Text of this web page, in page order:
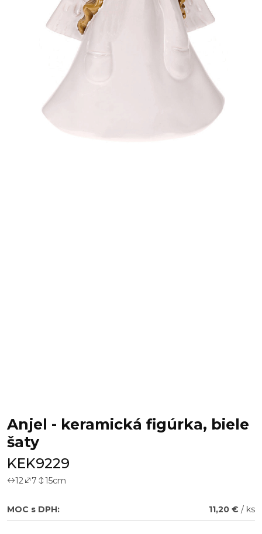
Anjel - keramická figúrka, biele
šaty
KEK9229
12 7 15cm
MOC s DPH: 11,20 € / ks